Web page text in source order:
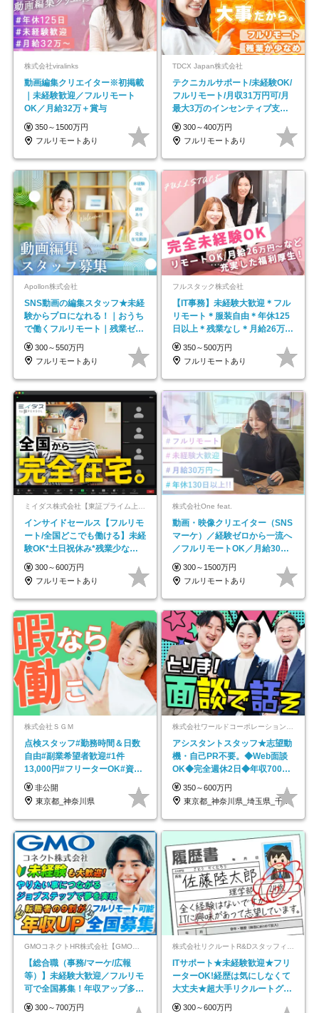
株式会社viralinks
動画編集クリエイター※初掲載
｜未経験歓迎／フルリモート
OK／月給32万＋賞与
350～1500万円
フルリモートあり
TDCX Japan株式会社
テクニカルサポート/未経験OK/
フルリモート/月収31万円可/月
最大3万のインセンティブ支給/
平均年齢33歳
300～400万円
フルリモートあり
Apollon株式会社
SNS動画の編集スタッフ★未経
験からプロになれる！｜おうち
で働くフルリモート｜残業ゼロ
で18時退勤◎
300～550万円
フルリモートあり
フルスタック株式会社
【IT事務】未経験大歓迎＊フル
リモート＊服装自由＊年休125
日以上＊残業なし＊月給26万円
以上
350～500万円
フルリモートあり
ミイダス株式会社【東証プライム上場パーソルグループ】
インサイドセールス【フルリモ
ート/全国どこでも働ける】未経
験OK*土日祝休み*残業少なめ*
在宅勤務手当あり
300～600万円
フルリモートあり
株式会社One feat.
動画・映像クリエイター（SNS
マーケ）／経験ゼロから一流へ
／フルリモートOK／月給30万
円～／年休130日以上
300～1500万円
フルリモートあり
株式会社ＳＧＭ
点検スタッフ#勤務時間＆日数
自由#副業希望者歓迎#1件
13,000円#フリーターOK#資格
スキル不要
非公開
東京都_神奈川県
アシスタントスタッフ★志望動
機・自己PR不要。◆Web面談
OK◆完全週休2日◆年収700万
円可/p13
350～600万円
東京都_神奈川県_埼玉県_千葉県_大阪府…
GMOコネクトHR株式会社【GMOインターネットグループ】
【総合職（事務/マーケ/広報
等）】未経験大歓迎／フルリモ
可で全国募集！年収アップ多数
★年休最大130日★
300～700万円
ITサポート★未経験歓迎★フリ
ーターOK!経歴は気にしなくて
大丈夫★超大手リクルートグル
ープの正社員/sg
300～600万円